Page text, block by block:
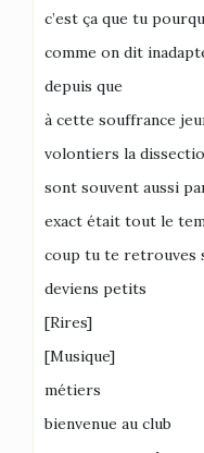
c’est ça que tu
comme on dit
depuis que
à cette souffrance
volontiers la
sont souvent aussi
exact était tout le
coup tu te retrouves
deviens petits
[Rires]
[Musique]
métiers
bienvenue au club